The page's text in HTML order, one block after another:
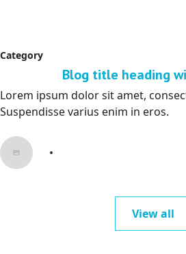
Category
Blog title heading
Lorem ipsum dolor sit amet,
Suspendisse varius enim in eros.
•
View all